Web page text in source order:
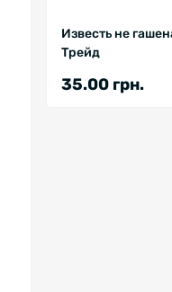
Известь не
Трейд
35.00 грн.